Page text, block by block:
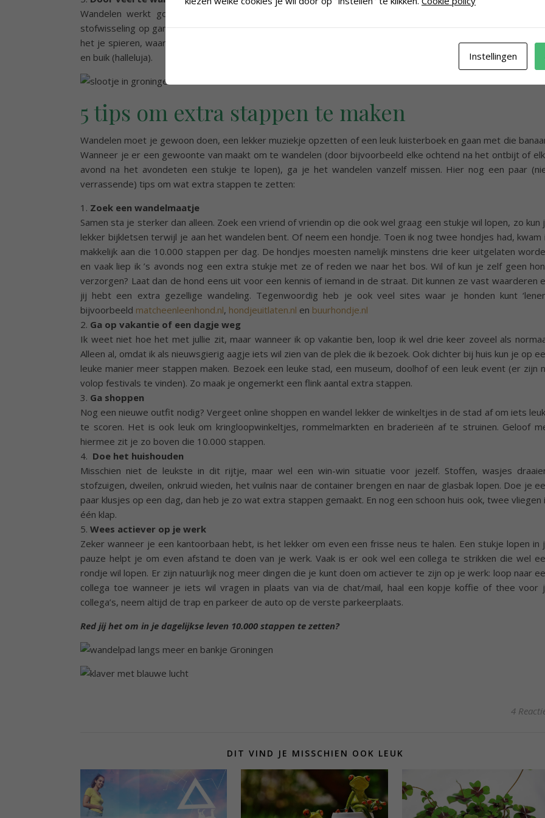
Wandelen werkt goed om op gewicht te blijven en zelfs om gewicht te verliezen (wandelen brengt je
stofwisseling op gang, versmalt je tailleomvang en je verbrandt er calorieën mee). Ook verstevigt en
het je spieren, waardoor je meer vet verbrandt en er strakker uitziet. Dit zie je voornamelijk terug in de
en buik (halleluja).
5 tips om extra stappen te maken
Wandelen moet je gewoon doen, een lekker muziekje opzetten of een leuk luisterboek en gaan met die
Wanneer je er een gewoonte van maakt om te wandelen (door bijvoorbeeld elke ochtend na het ontbijt of
avond na het avondeten een stukje te lopen), ga je het wandelen vanzelf missen. Hier nog een paar
verrassende) tips om wat extra stappen te zetten:
1. Zoek een wandelmaatje
Samen sta je sterker dan alleen. Zoek een vriend of vriendin op die ook wel graag een stukje wil lopen, zo kun
lekker bijkletsen terwijl je aan het wandelen bent. Of neem een hondje. Toen ik nog twee hondjes had, kwam
makkelijk aan die 10.000 stappen per dag. De hondjes moesten namelijk minstens drie keer uitgelaten
en vaak liep ik ’s avonds nog een extra stukje met ze of reden we naar het bos. Wil of kun je zelf geen
verzorgen? Laat dan de hond eens uit voor een kennis of iemand in de straat. Dit kunnen ze vast waarderen
jij hebt een extra gezellige wandeling. Tegenwoordig heb je ook veel sites waar je honden kunt
bijvoorbeeld matcheenleenhond.nl, hondjeuitlaten.nl en buurhondje.nl
2. Ga op vakantie of een dagje weg
Ik weet niet hoe het met jullie zit, maar wanneer ik op vakantie ben, loop ik wel drie keer zoveel als
Alleen al, omdat ik als nieuwsgierig aagje iets wil zien van de plek die ik bezoek. Ook dichter bij huis kun je op
leuke manier meer stappen maken. Bezoek een leuke stad, een museum, doolhof of een leuk event (er zijn
volop festivals te vinden). Zo maak je ongemerkt een flink aantal extra stappen.
3. Ga shoppen
Nog een nieuwe outfit nodig? Vergeet online shoppen en wandel lekker de winkeltjes in de stad af om iets
te scoren. Het is ook leuk om kringloopwinkeltjes, rommelmarkten en braderieën af te struinen. Geloof
hiermee zit je zo boven die 10.000 stappen.
4. Doe het huishouden
Misschien niet de leukste in dit rijtje, maar wel een win-win situatie voor jezelf. Stoffen, wasjes
stofzuigen, dweilen, onkruid wieden, het vuilnis naar de container brengen en naar de glasbak lopen. Doe je
paar klusjes op een dag, dan heb je zo wat extra stappen gemaakt. En nog een schoon huis ook, twee vliegen
één klap.
5. Wees actiever op je werk
Zeker wanneer je een kantoorbaan hebt, is het lekker om even een frisse neus te halen. Een stukje lopen in
pauze helpt je om even afstand te doen van je werk. Vaak is er ook wel een collega te strikken die wel
rondje wil lopen. Er zijn natuurlijk nog meer dingen die je kunt doen om actiever te zijn op je werk: loop naar
collega toe wanneer je iets wil vragen in plaats van via de chat/mail, haal een kopje koffie of thee voor
collega’s, neem altijd de trap en parkeer de auto op de verste parkeerplaats.
Red jij het om in je dagelijkse leven 10.000 stappen te zetten?
4
DIT VIND JE MISSCHIEN OOK LEUK
Instellingen